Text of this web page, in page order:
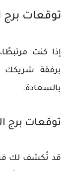
توقعات برج
إذا كنت
برفقة شريكك
بالسعادة.
توقعات برج
قد تُكشف لك